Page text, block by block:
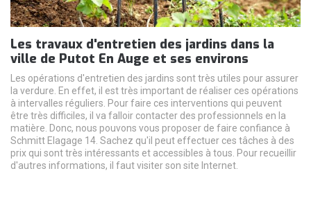
Les travaux d'entretien des jardins dans la
ville de Putot En Auge et ses environs
Les opérations d'entretien des jardins sont très utiles pour assurer
la verdure. En effet, il est très important de réaliser ces opérations
à intervalles réguliers. Pour faire ces interventions qui peuvent
être très difficiles, il va falloir contacter des professionnels en la
matière. Donc, nous pouvons vous proposer de faire confiance à
Schmitt Elagage 14. Sachez qu'il peut effectuer ces tâches à des
prix qui sont très intéressants et accessibles à tous. Pour recueillir
d'autres informations, il faut visiter son site Internet.